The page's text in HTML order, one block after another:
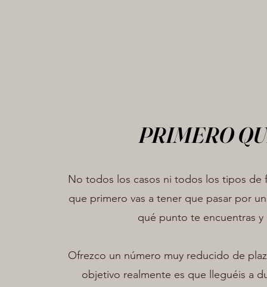
PRIMERO
No todos los casos ni todos los tipos de
que primero vas a tener que pasar por
qué punto te encuentras
Ofrezco un número muy reducido de
objetivo realmente es que lleguéis a